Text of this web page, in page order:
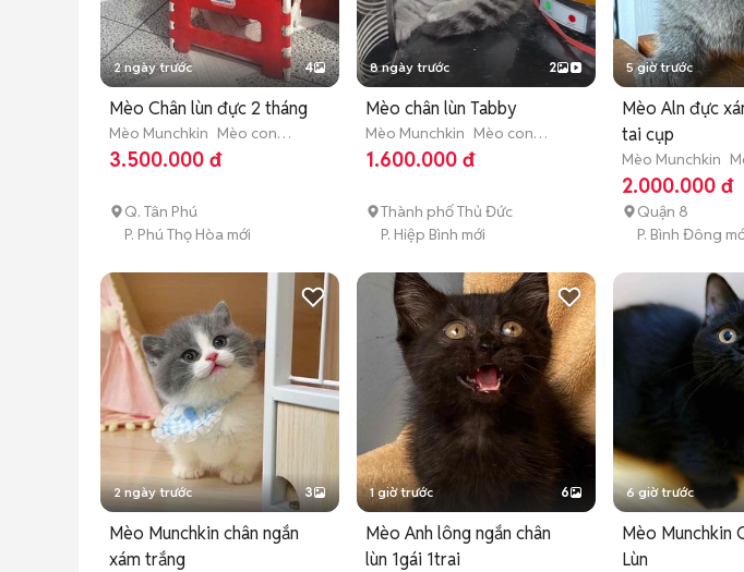
2 ngày trước 4
Mèo Chân lùn đực 2 tháng
Mèo Munchkin Mèo con
(dưới 3 tháng tuổi)
3.500.000 đ
Q. Tân Phú
P. Phú Thọ Hòa mới
8 ngày trước 2
Mèo chân lùn Tabby
Mèo Munchkin Mèo con
(dưới 3 tháng tuổi)
1.600.000 đ
Thành phố Thủ Đức
P. Hiệp Bình mới
5 giờ trước
Mèo Aln đực
tai cụp
Mèo Munchkin
(dưới 3 tháng tuổi)
2.000.000 đ
Quận 8
P. Bình Đông
2 ngày trước 3
Mèo Munchkin chân ngắn
xám trắng
1 giờ trước 6
Mèo Anh lông ngắn chân
lùn 1gái 1trai
6 giờ trước
Mèo Munchkin
Lùn